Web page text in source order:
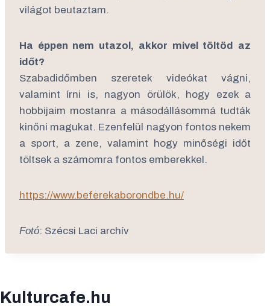
világot beutaztam.
Ha éppen nem utazol, akkor mivel töltöd az
időt?
Szabadidőmben szeretek videókat vágni,
valamint írni is, nagyon örülök, hogy ezek a
hobbijaim mostanra a másodállásommá tudták
kinőni magukat. Ezenfelül nagyon fontos nekem
a sport, a zene, valamint hogy minőségi időt
töltsek a számomra fontos emberekkel.
https://www.beferekaborondbe.hu/
Fotó: Szécsi Laci archív
Kulturcafe.hu